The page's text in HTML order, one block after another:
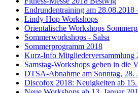
Endrundentraining am 28.08.2018
Lindy Hop Workshops
Orientalische Workshops
Sommerworkshops - Salsa
Sommerprogramm 2018
Kurz-Info Mitgliederversammlung
Samstag-Workshops gehen in die
DTSA-Abnahme am Sonntag, 28.
Discofox 2018: Neuigkeiten ab 15.